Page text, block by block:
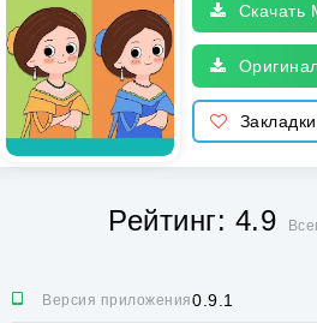
Скачать
Закладки
Рейтинг: 4.9
Версия приложения:0.9.1